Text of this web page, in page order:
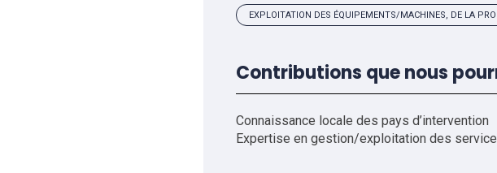
EXPLOITATION DES ÉQUIPEMENTS/MACHINES, DE LA
Contributions que nous
Connaissance locale des pays d’intervention
Expertise en gestion/exploitation des